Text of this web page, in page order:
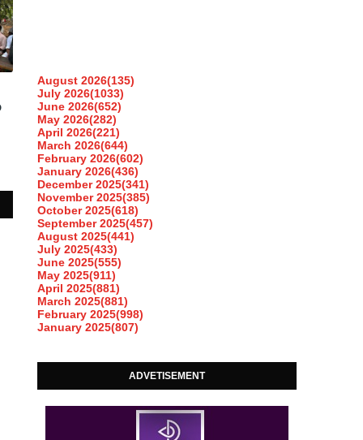
August 2026(135)
July 2026(1033)
June 2026(652)
May 2026(282)
April 2026(221)
March 2026(644)
February 2026(602)
January 2026(436)
December 2025(341)
November 2025(385)
October 2025(618)
September 2025(457)
August 2025(441)
July 2025(433)
June 2025(555)
May 2025(911)
April 2025(881)
March 2025(881)
February 2025(998)
January 2025(807)
ADVETISEMENT